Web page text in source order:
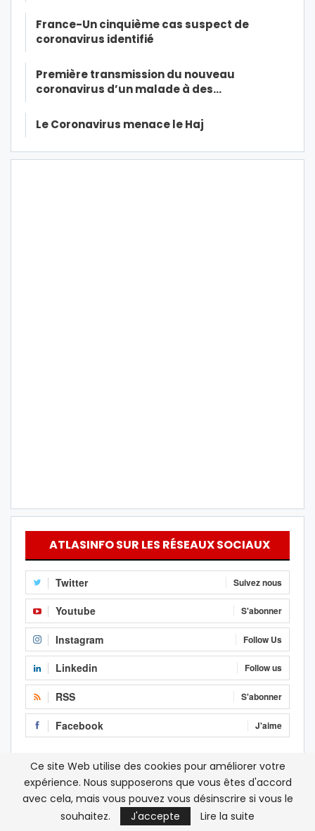
France-Un cinquième cas suspect de
coronavirus identifié
Première transmission du nouveau
coronavirus d’un malade à des…
Le Coronavirus menace le Haj
ATLASINFO SUR LES RÉSEAUX SOCIAUX
Twitter Suivez nous
Youtube S'abonner
Instagram Follow Us
Linkedin Follow us
RSS S'abonner
Facebook J'aime
Ce site Web utilise des cookies pour améliorer votre
expérience. Nous supposerons que vous êtes d'accord
avec cela, mais vous pouvez vous désinscrire si vous le
souhaitez.
J'accepte Lire la suite